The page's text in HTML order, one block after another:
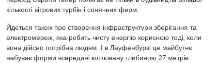
кількості вітрових турбін і сонячних ферм.
Йдеться також про створення інфраструктури зберігання та
електромереж, яка робить чисту енергію корисною тоді, коли
вона дійсно потрібна людям. І в Лауфенбурзі це майбутнє
набуває форми всередині котловану глибиною 27 метрів.